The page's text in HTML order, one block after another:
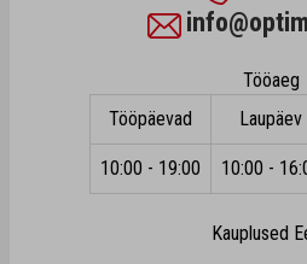
Tööaeg
Tööpäevad
Laupäev
10:00 - 19:00 10:00 -
Kauplused